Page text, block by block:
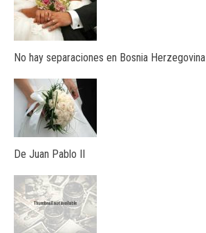
No hay separaciones en Bosnia Herzegovina
De Juan Pablo II